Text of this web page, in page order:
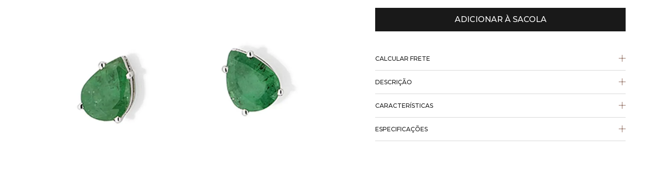
ADICIONAR À SACOLA
CALCULAR FRETE
DESCRIÇÃO
CARACTERÍSTICAS
ESPECIFICAÇÕES